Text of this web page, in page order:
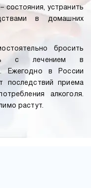
состояния, устранить
в домашних
бросить
с лечением в
Ежегодно в России
последствий приема
алкоголя.
растут.